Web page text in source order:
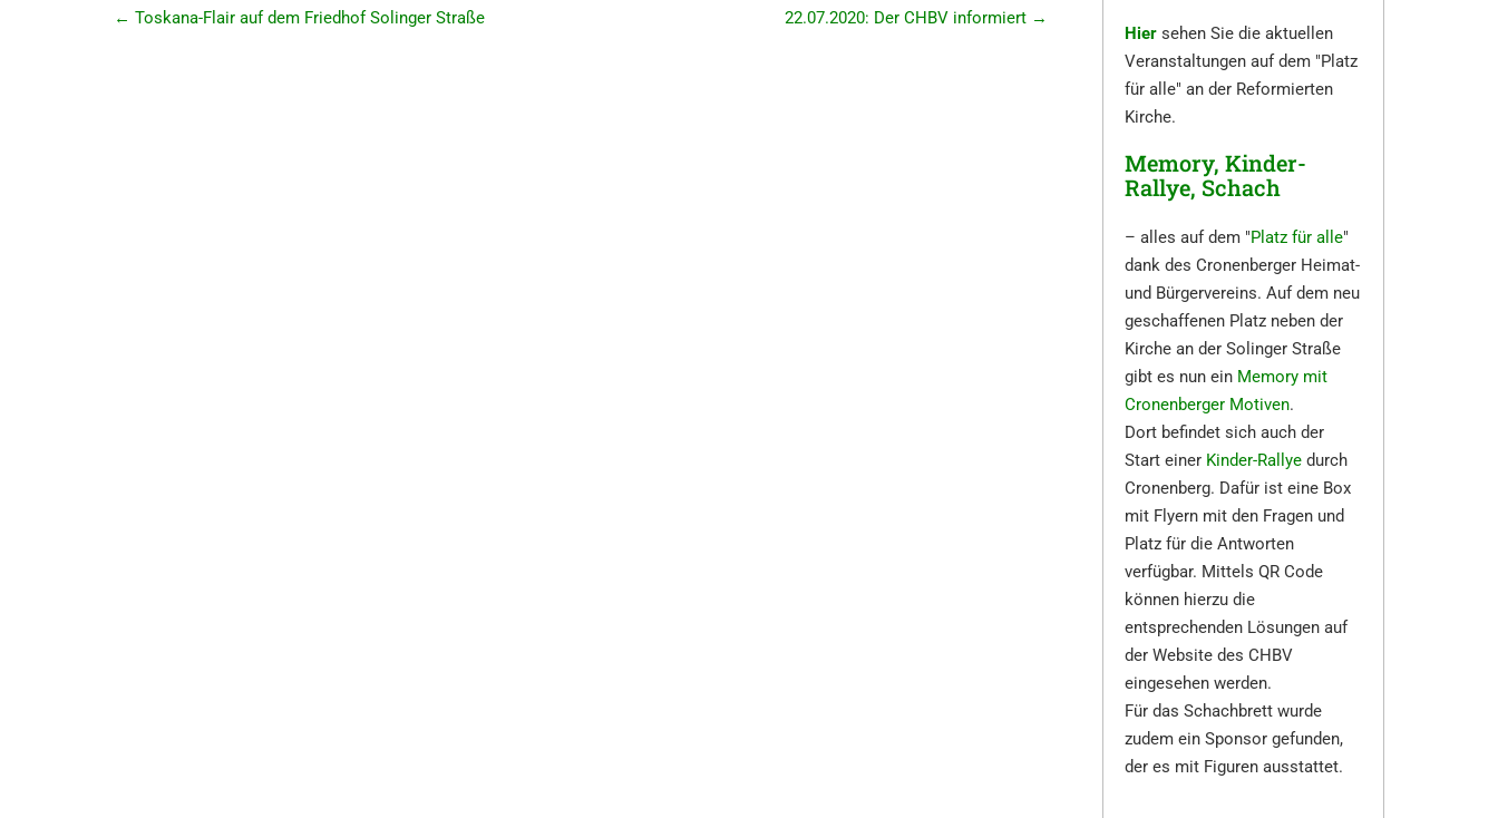
22.07.2020: Der CHBV informiert →
← Toska­na-Flair auf dem Fried­hof Solin­ger Straße
Hiersehen Sie die aktuellen
Veranstaltungen auf dem "Platz
für alle" an der Reformierten
Kirche.
Memory, Kinder-
Rallye, Schach
– alles auf dem "Platz für alle"
dank des Cronenberger Heimat-
und Bürgervereins. Auf dem neu
geschaffenen Platz neben der
Kirche an der Solinger Straße
gibt es nun ein Memory mit
Cronenberger Motiven.
Dort befindet sich auch der
Start einer Kinder-Rallyedurch
Cronenberg. Dafür ist eine Box
mit Flyern mit den Fragen und
Platz für die Antworten
verfügbar. Mittels QR Code
können hierzu die
entsprechenden Lösungen auf
der Website des CHBV
eingesehen werden.
Für das Schachbrett wurde
zudem ein Sponsor gefunden,
der es mit Figuren ausstattet.